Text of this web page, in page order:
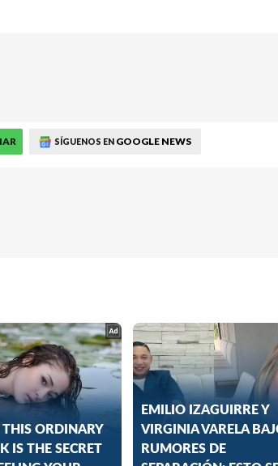
SÍGUENOS EN GOOGLE NEWS